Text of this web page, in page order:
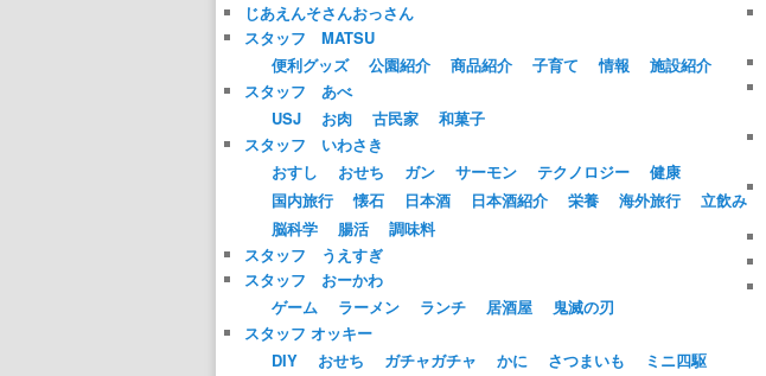
じあえんそさんおっさん
スタッフ MATSU
便利グッズ
公園紹介 商品紹介 子育て 情報
施設紹介
スタッフ あべ
USJ
お肉 古民家
和菓子
スタッフ いわさき
おすし
おせち ガン サーモン テクノロジー
健康
国内旅行
懐石 日本酒 日本酒紹介 栄養 海外旅行
立飲み
脳科学
腸活
調味料
スタッフ うえすぎ
スタッフ おーかわ
ゲーム
ラーメン ランチ 居酒屋
鬼滅の刃
スタッフ オッキー
DIY
おせち ガチャガチャ かに さつまいも
ミニ四駆